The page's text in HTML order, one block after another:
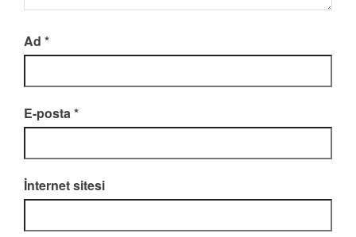
Ad *
E-posta*
İnternet sitesi